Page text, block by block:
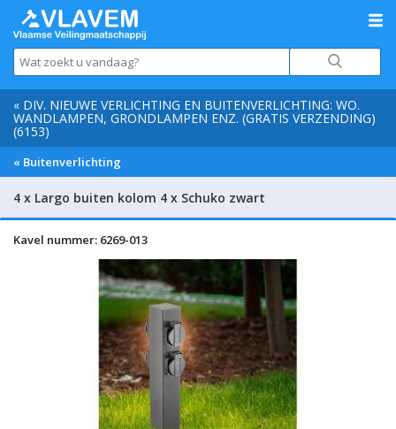
« DIV. NIEUWE VERLICHTING EN BUITENVERLICHTING: WO.
WANDLAMPEN, GRONDLAMPEN ENZ. (GRATIS VERZENDING)
(6153)
« Buitenverlichting
4 x Largo buiten kolom 4 x Schuko zwart
Kavel nummer: 6269-013